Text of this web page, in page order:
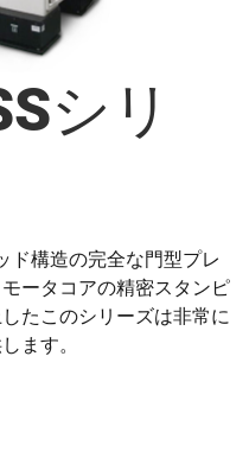
シリ
ド構造の完全な門型プレ
ータコアの精密スタンピ
たこのシリーズは非常に
ます。